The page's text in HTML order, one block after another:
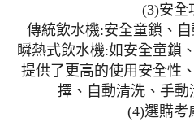
(3)安全
傳統飲水機:安全童鎖、
瞬熱式飲水機:如安全童鎖
提供了更高的使用安全性
擇、自動清洗、手動
(4)選購考